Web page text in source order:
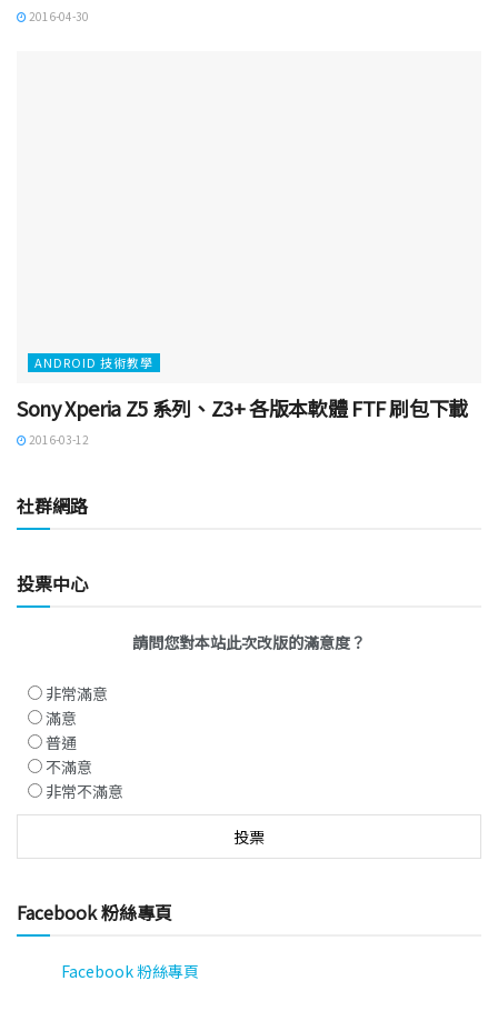
2016-04-30
ANDROID 技術教學
Sony Xperia Z5 系列、Z3+ 各版本軟體 FTF 刷包下載
2016-03-12
社群網路
投票中心
請問您對本站此次改版的滿意度？
非常滿意
滿意
普通
不滿意
非常不滿意
Facebook 粉絲專頁
Facebook 粉絲專頁